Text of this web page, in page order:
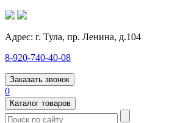
Адрес: г. Тула, пр. Ленина, д.104
8-920-740-40-08
Заказать звонок
0
Каталог товаров